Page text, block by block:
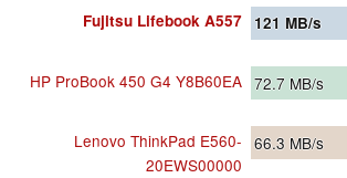
Fujitsu Lifebook A557
121 MB/s
HP ProBook 450 G4 Y8B60EA 72.7 MB/s
Lenovo ThinkPad E560-
20EWS00000
66.3 MB/s